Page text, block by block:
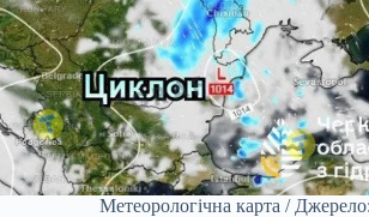
Метеорологічна карта /